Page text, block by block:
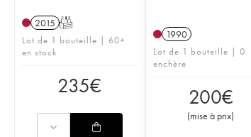
2015 T
Lot de 1 bouteille | 60+
en stock
235€
1990
Lot de 1 bouteille | 0
enchère
200€
(mise à prix)